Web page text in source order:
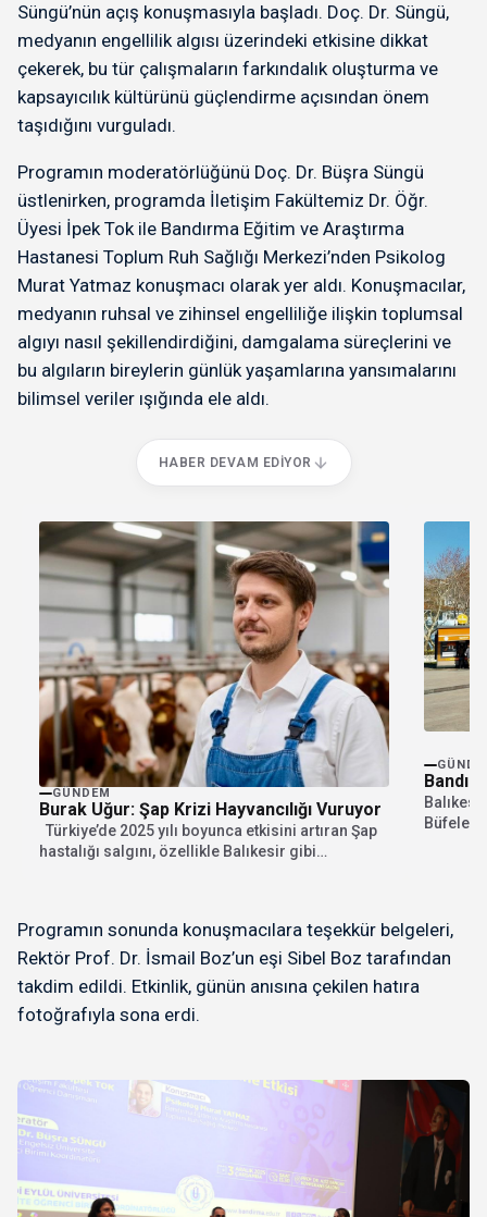
Süngü’nün açış konuşmasıyla başladı. Doç. Dr. Süngü,
medyanın engellilik algısı üzerindeki etkisine dikkat
çekerek, bu tür çalışmaların farkındalık oluşturma ve
kapsayıcılık kültürünü güçlendirme açısından önem
taşıdığını vurguladı.
Programın moderatörlüğünü Doç. Dr. Büşra Süngü
üstlenirken, programda İletişim Fakültemiz Dr. Öğr.
Üyesi İpek Tok ile Bandırma Eğitim ve Araştırma
Hastanesi Toplum Ruh Sağlığı Merkezi’nden Psikolog
Murat Yatmaz konuşmacı olarak yer aldı. Konuşmacılar,
medyanın ruhsal ve zihinsel engelliliğe ilişkin toplumsal
algıyı nasıl şekillendirdiğini, damgalama süreçlerini ve
bu algıların bireylerin günlük yaşamlarına yansımalarını
bilimsel veriler ışığında ele aldı.
HABER DEVAM EDIYOR
GÜNDEM
Burak Uğur: Şap Krizi Hayvancılığı Vuruyor
Türkiye’de 2025 yılı boyunca etkisini artıran Şap
hastalığı salgını, özellikle Balıkesir gibi
Programın sonunda konuşmacılara teşekkür belgeleri,
Rektör Prof. Dr. İsmail Boz’un eşi Sibel Boz tarafından
takdim edildi. Etkinlik, günün anısına çekilen hatıra
fotoğrafıyla sona erdi.